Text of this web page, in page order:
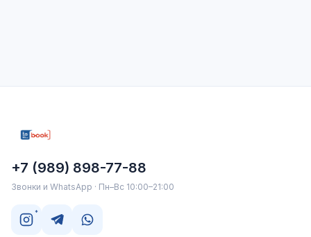
+7 (989) 898-77-88
Звонки и WhatsApp · Пн–Вс 10:00–21:00
*